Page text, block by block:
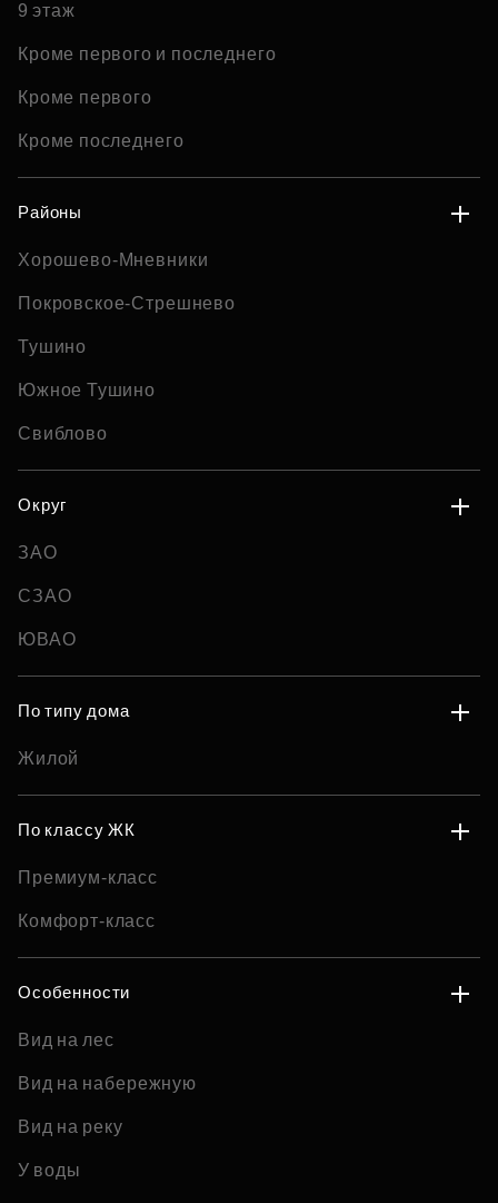
9 этаж
Кроме первого и последнего
Кроме первого
Кроме последнего
Районы
Хорошево-Мневники
Покровское-Стрешнево
Тушино
Южное Тушино
Свиблово
Округ
ЗАО
СЗАО
ЮВАО
По типу дома
Жилой
По классу ЖК
Премиум-класс
Комфорт-класс
Особенности
Вид на лес
Вид на набережную
Вид на реку
У воды